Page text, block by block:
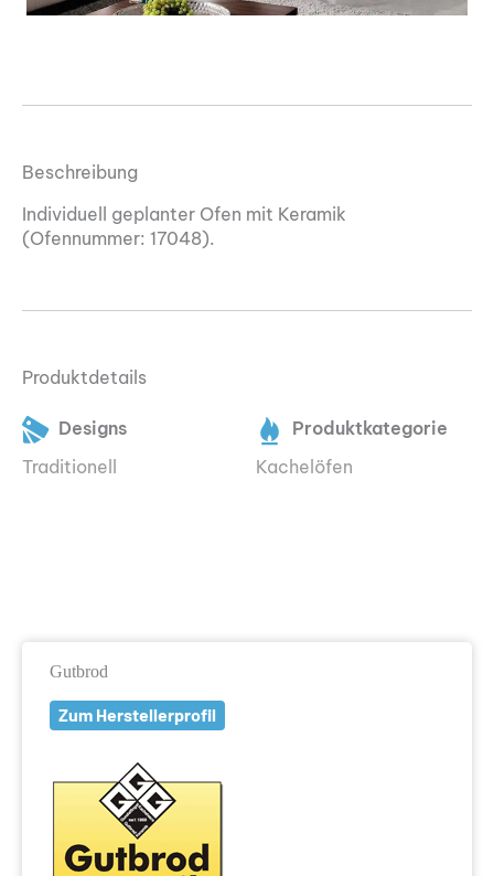
Beschreibung
Individuell geplanter Ofen mit Keramik
(Ofennummer: 17048).
Produktdetails
Designs
Traditionell
Produktkategorie
Kachelöfen
Gutbrod
Zum Herstellerprofil